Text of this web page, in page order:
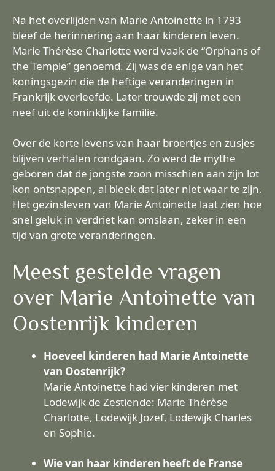
Na het overlijden van Marie Antoinette in 1793
bleef de herinnering aan haar kinderen leven.
Marie Thérèse Charlotte werd vaak de “Orphans of
the Temple” genoemd. Zij was de enige van het
koningsgezin die de heftige veranderingen in
Frankrijk overleefde. Later trouwde zij met een
neef uit de koninklijke familie.
Over de korte levens van haar broertjes en zusjes
blijven verhalen rondgaan. Zo werd de mythe
geboren dat de jongste zoon misschien aan zijn lot
kon ontsnappen, al bleek dat later niet waar te zijn.
Het gezinsleven van Marie Antoinette laat zien hoe
snel geluk in verdriet kan omslaan, zeker in een
tijd van grote veranderingen.
Meest gestelde vragen
over Marie Antoinette van
Oostenrijk kinderen
Hoeveel kinderen had Marie Antoinette
van Oostenrijk?
Marie Antoinette had vier kinderen met
Lodewijk de Zestiende: Marie Thérèse
Charlotte, Lodewijk Jozef, Lodewijk Charles
en Sophie.
Wie van haar kinderen heeft de Franse